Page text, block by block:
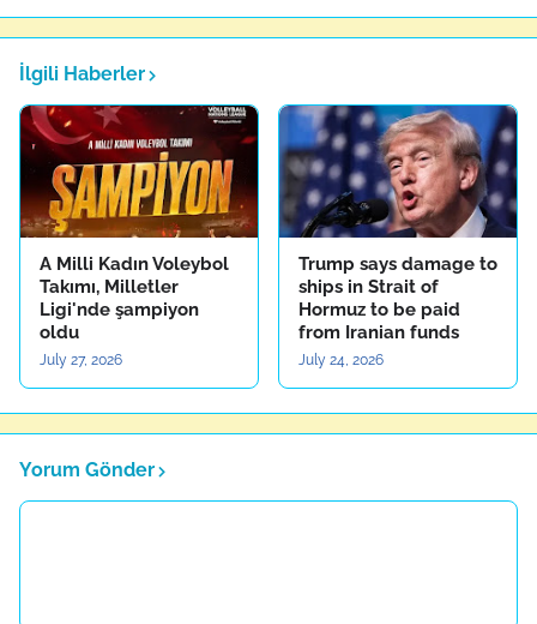
İlgili Haberler
A Milli Kadın Voleybol
Takımı, Milletler
Ligi'nde şampiyon
oldu
July 27, 2026
Trump says damage to
ships in Strait of
Hormuz to be paid
from Iranian funds
July 24, 2026
Yorum Gönder